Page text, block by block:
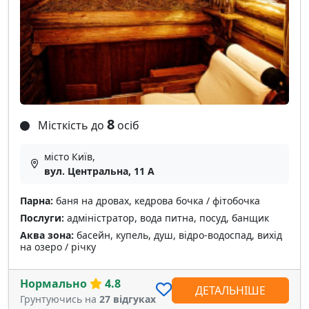
Місткість до 8 осіб
місто Київ,
вул. Центральна, 11 А
Парна: баня на дровах, кедрова бочка / фітобочка
Послуги: адміністратор, вода питна, посуд, банщик
Аква зона: басейн, купель, душ, відро-водоспад, вихід
на озеро / річку
Нормально 4.8
Грунтуючись на 27 відгуках
ДЕТАЛЬНІШЕ